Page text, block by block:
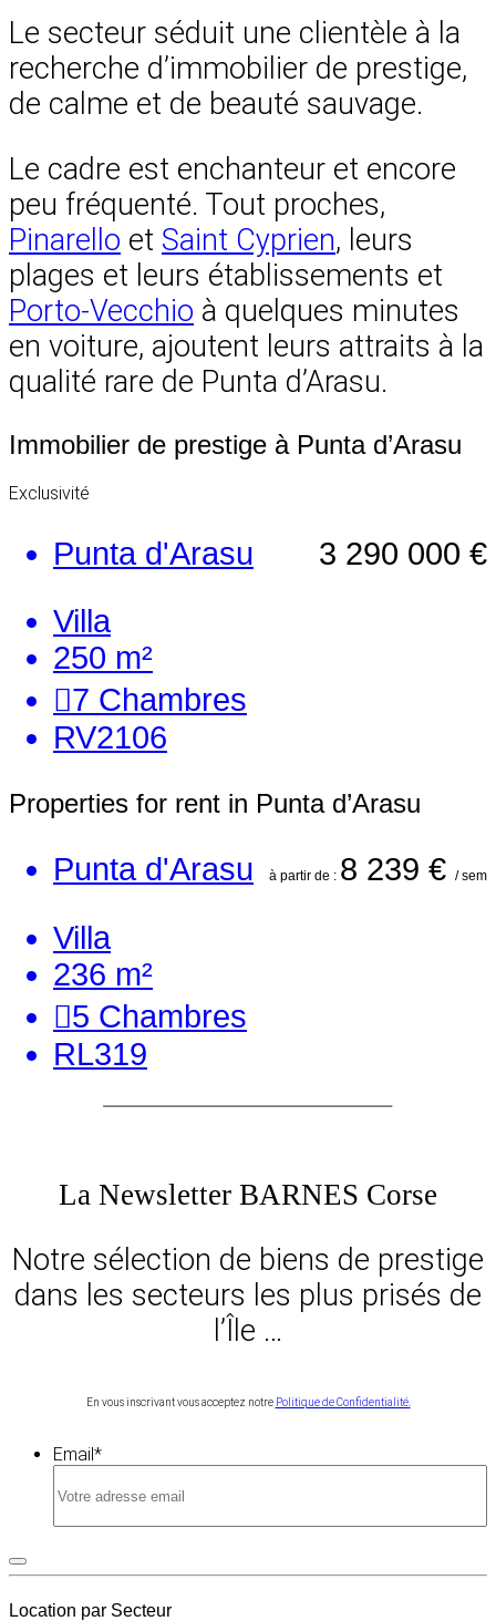
Le secteur séduit une clientèle à la
recherche d’immobilier de prestige,
de calme et de beauté sauvage.
Le cadre est enchanteur et encore
peu fréquenté. Tout proches,
Pinarello et Saint Cyprien, leurs
plages et leurs établissements et
Porto-Vecchio à quelques minutes
en voiture, ajoutent leurs attraits à la
qualité rare de Punta d’Arasu.
Immobilier de prestige à Punta d’Arasu
Exclusivité
3 290 000 €
Punta d'Arasu
Villa
250 m²
7 Chambres
RV2106
Properties for rent in Punta d’Arasu
à partir de : 8 239 € / sem
Punta d'Arasu
Villa
236 m²
5 Chambres
RL319
La Newsletter BARNES Corse
Notre sélection de biens de prestige
dans les secteurs les plus prisés de
l’Île …
En vous inscrivant vous acceptez notre Politique de Confidentialité.
Email *
Location par Secteur